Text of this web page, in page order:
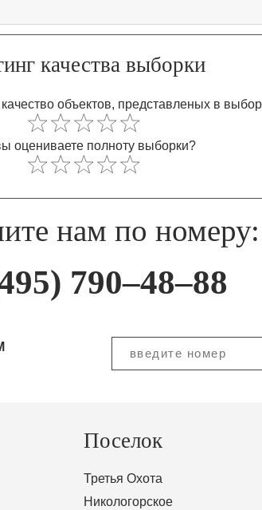
качества выборки
объектов, представленых в
оцениваете полноту выборки?
нам по номеру:
790–48–88
Поселок
Третья Охота
Никологорское